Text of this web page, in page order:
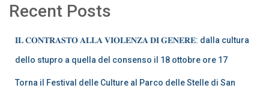
Recent Posts
𝐈𝐋 𝐂𝐎𝐍𝐓𝐑𝐀𝐒𝐓𝐎 𝐀𝐋𝐋𝐀 𝐕𝐈𝐎𝐋𝐄𝐍𝐙𝐀 𝐃𝐈 𝐆𝐄𝐍𝐄𝐑𝐄: dalla cultura
dello stupro a quella del consenso il 18 ottobre ore 17
Torna il Festival delle Culture al Parco delle Stelle di San